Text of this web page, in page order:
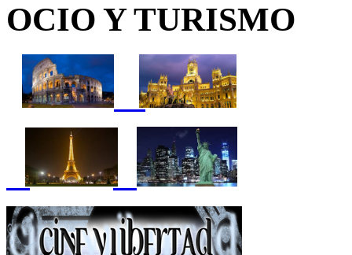
OCIO Y TURISMO